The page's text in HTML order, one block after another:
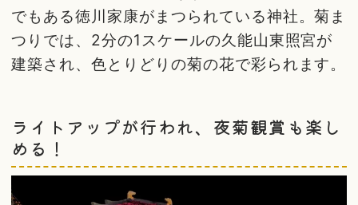
でもある徳川家康がまつられている神社。菊ま
つりでは、2分の1スケールの久能山東照宮が
建築され、色とりどりの菊の花で彩られます。
ライトアップが行われ、夜菊観賞も楽し
める！